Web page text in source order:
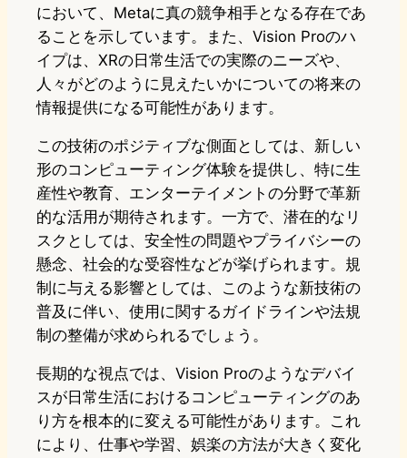
において、Metaに真の競争相手となる存在であ
ることを示しています。また、Vision Proのハ
イプは、XRの日常生活での実際のニーズや、
人々がどのように見えたいかについての将来の
情報提供になる可能性があります。
この技術のポジティブな側面としては、新しい
形のコンピューティング体験を提供し、特に生
産性や教育、エンターテイメントの分野で革新
的な活用が期待されます。一方で、潜在的なリ
スクとしては、安全性の問題やプライバシーの
懸念、社会的な受容性などが挙げられます。規
制に与える影響としては、このような新技術の
普及に伴い、使用に関するガイドラインや法規
制の整備が求められるでしょう。
長期的な視点では、Vision Proのようなデバイ
スが日常生活におけるコンピューティングのあ
り方を根本的に変える可能性があります。これ
により、仕事や学習、娯楽の方法が大きく変化